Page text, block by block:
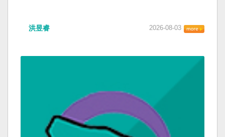
洪昱睿 2026-08-03